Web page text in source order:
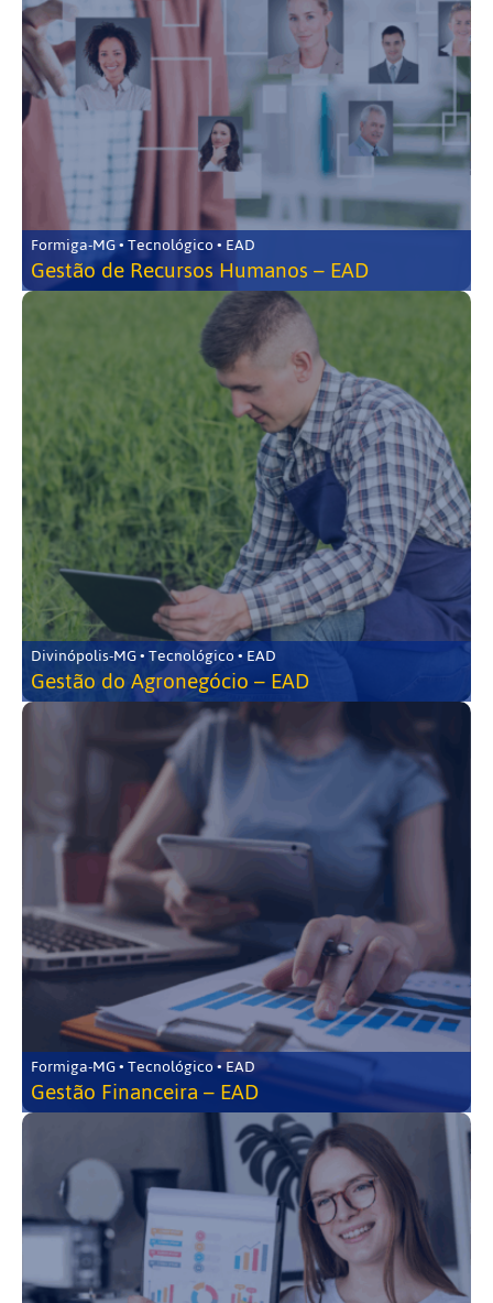
Formiga-MG • Tecnológico • EAD
Gestão de Recursos Humanos – EAD
Divinópolis-MG • Tecnológico • EAD
Gestão do Agronegócio – EAD
Formiga-MG • Tecnológico • EAD
Gestão Financeira – EAD